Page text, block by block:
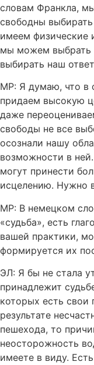
словам Франкла,
свободны
имеем физические
мы можем
выбирать наш
МР: Я думаю, что в
придаем высокую
даже
свободы не все
осознали нашу
возможности в
могут принести
исцелению. Нужно
MР: В немецком
«судьба», есть
вашей практики,
формируется их
ЭЛ: Я бы не стала
принадлежит
которых есть
результате
пешехода, то
неосторожность
имеете в виду.